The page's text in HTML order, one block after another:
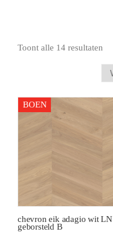
Toont alle 14 resultaten
BOEN
chevron eik adagio wit LN
geborsteld B